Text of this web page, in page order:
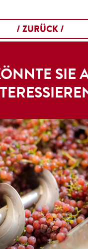
/ ZURÜCK /
SIE